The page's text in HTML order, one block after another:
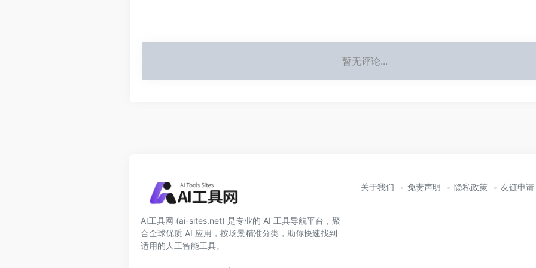
暂无评论...
AI工具网 (ai-sites.net) 是专业的 AI 工具导航平台，聚
合全球优质 AI 应用，按场景精准分类，助你快速找到
适用的人工智能工具。
关于我们 免责声明 隐私政策 友链申请